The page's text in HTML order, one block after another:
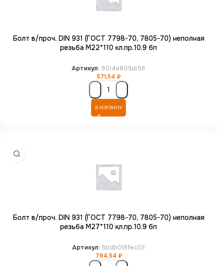
Болт в/проч. DIN 931 (ГОСТ 7798-70, 7805-70) неполная
резьба М22*110 кл.пр.10.9 бп
Артикул: 9014e801bb56
571,54 ₽
В КОРЗИНУ
Болт в/проч. DIN 931 (ГОСТ 7798-70, 7805-70) неполная
резьба М27*110 кл.пр.10.9 бп
Артикул: 5bdb019fec03
794,54 ₽